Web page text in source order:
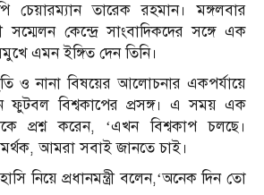
চেয়ারম্যান তারেক রহমান। মঙ্গলবার
সম্মেলন কেন্দ্রে সাংবাদিকদের সঙ্গে এক
এমন ইঙ্গিত দেন তিনি।
ও নানা বিষয়ের আলোচনার একপর্যায়ে
ফুটবল বিশ্বকাপের প্রসঙ্গ। এ সময় এক
প্রশ্ন করেন, ‘এখন বিশ্বকাপ চলছে।
আমরা সবাই জানতে চাই।
নিয়ে প্রধানমন্ত্রী বলেন,‘অনেক দিন তো